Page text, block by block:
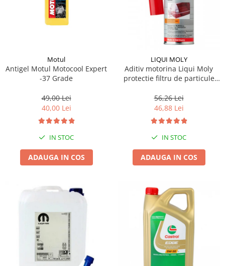
Motul
Antigel Motul Motocool Expert
-37 Grade
49,00 Lei
40,00 Lei
IN STOC
ADAUGA IN COS
LIQUI MOLY
Aditiv motorina Liqui Moly
protectie filtru de particule
56,26 Lei
46,88 Lei
IN STOC
ADAUGA IN COS